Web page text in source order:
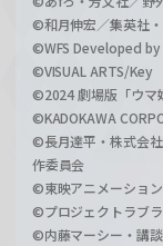
©和月伸宏／集英社
©WFS Developed by
©VISUAL ARTS/Key
©2024 劇場版「ウマ
©KADOKAWA
©長月達平・株式会
作委員会
©東映アニメーション
©プロジェクトラブ
©内藤マーシー・講